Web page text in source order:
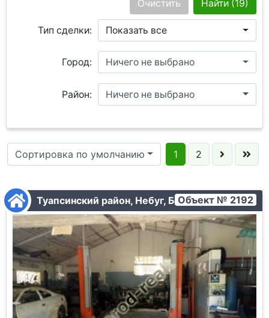
Тип сделки: Показать все
Найти (19)
Очистить
Город: Ничего не выбрано
Район: Ничего не выбрано
Сортировка по умолчанию 1 2
Туапсинский район, Небуг, Без адреса
Объект № 2192